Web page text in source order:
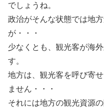
でしょうね。
政治がそんな状態では地
が・・・
少なくとも、観光客が海
す。
地方は、観光客を呼び寄
ません・・・
それには地方の観光資源の